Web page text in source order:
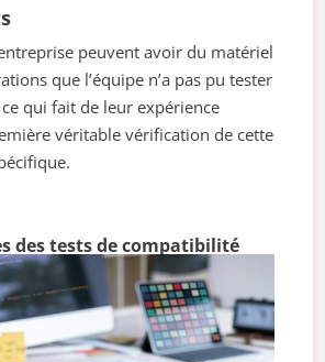
peuvent avoir du matériel
que l’équipe n’a pas pu tester
qui fait de leur expérience
véritable vérification de cette
des tests de compatibilité